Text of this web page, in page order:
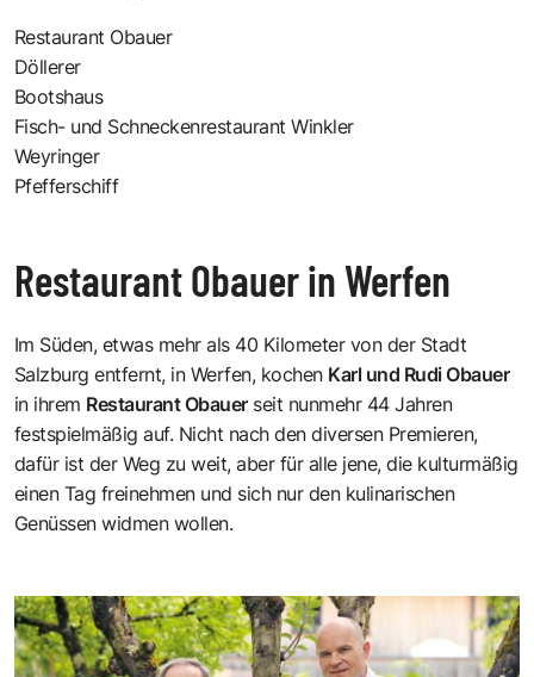
Restaurant Obauer
Döllerer
Bootshaus
Fisch- und Schneckenrestaurant Winkler
Weyringer
Pfefferschiff
Restaurant Obauer in Werfen
Im Süden, etwas mehr als 40 Kilometer von der Stadt
Salzburg entfernt, in Werfen, kochen Karl und Rudi Obauer
in ihrem Restaurant Obauer seit nunmehr 44 Jahren
festspielmäßig auf. Nicht nach den diversen Premieren,
dafür ist der Weg zu weit, aber für alle jene, die kulturmäßig
einen Tag freinehmen und sich nur den kulinarischen
Genüssen widmen wollen.